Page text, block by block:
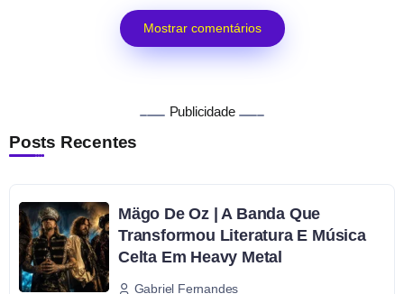
Mostrar comentários
Publicidade
Posts Recentes
Mägo De Oz | A Banda Que
Transformou Literatura E Música
Celta Em Heavy Metal
Gabriel Fernandes